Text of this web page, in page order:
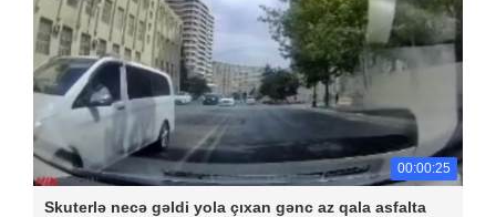
00:00:25
Skuterlə necə gəldi yola çıxan gənc az qala asfalta